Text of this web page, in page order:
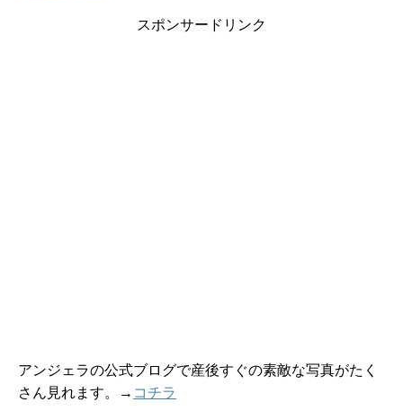
スポンサードリンク
アンジェラの公式ブログで産後すぐの素敵な写真がたく
さん見れます。→ コチラ